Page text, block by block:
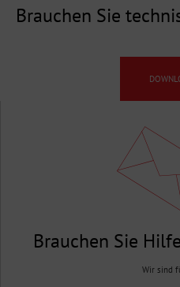
Brauchen Sie
Brauchen Sie
Wir sind